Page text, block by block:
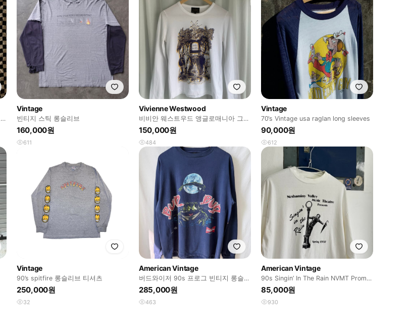
Vintage
빈티지 스틱 롱슬리브
160,000원
611
Vivienne Westwood
비비안 웨스트우드 앵글로매니아 그래
픽 롱슬리브
150,000원
484
Vintage
70‘s Vintage usa raglan long sleeves
90,000원
612
Vintage
90’s spitfire 롱슬리브 티셔츠
250,000원
32
American Vintage
버드와이저 90s 프로그 빈티지 롱슬리
브 티셔츠
285,000원
463
American Vintage
90s Singin’ In The Rain NVMT Promo
L/S
85,000원
930